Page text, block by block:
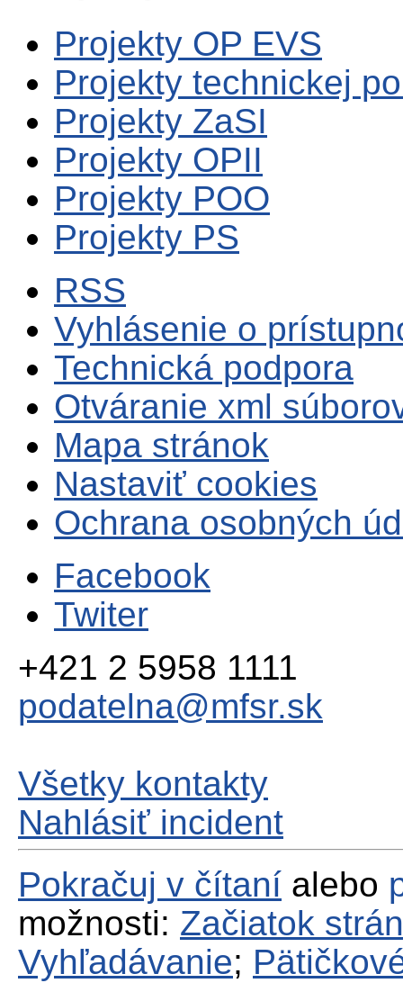
Projekty OP EVS
Projekty technickej
Projekty ZaSI
Projekty OPII
Projekty POO
Projekty PS
RSS
Vyhlásenie o
Technická podpora
Otváranie xml
Mapa stránok
Nastaviť cookies
Ochrana osobných
Facebook
Twiter
+421 2 5958 1111
podatelna@mfsr.sk
Všetky kontakty
Nahlásiť incident
Pokračuj v čítaní alebo
možnosti: Začiatok
Vyhľadávanie;